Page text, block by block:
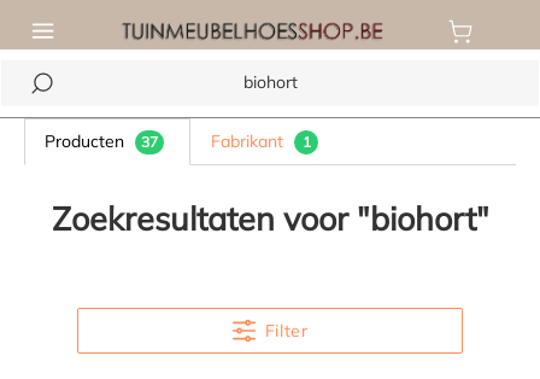
hoofdinhoud
Producten 37 Fabrikant 1
Zoekresultaten voor "biohort"
Filter